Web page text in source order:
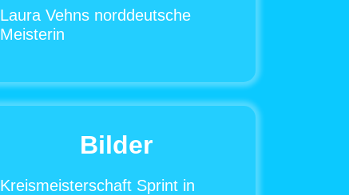
Laura Vehns norddeutsche
Meisterin
Bilder
Kreismeisterschaft Sprint in